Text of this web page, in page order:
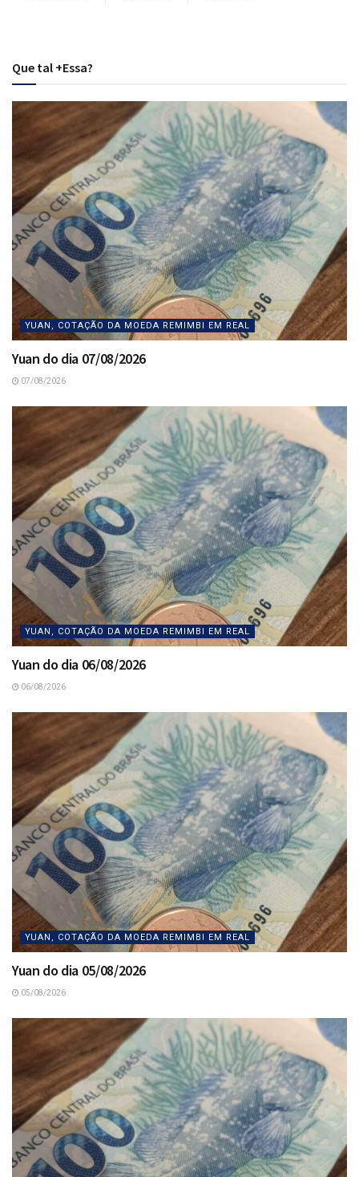
Que tal +Essa?
YUAN, COTAÇÃO DA MOEDA REMIMBI EM REAL
Yuan do dia 07/08/2026
07/08/2026
YUAN, COTAÇÃO DA MOEDA REMIMBI EM REAL
Yuan do dia 06/08/2026
06/08/2026
YUAN, COTAÇÃO DA MOEDA REMIMBI EM REAL
Yuan do dia 05/08/2026
05/08/2026